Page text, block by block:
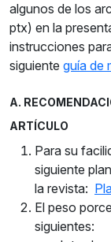
algunos de los
ptx) en la
instrucciones
siguiente guía de
A.
ARTÍCULO
Para su
siguiente
la revista:
El peso
siguientes: